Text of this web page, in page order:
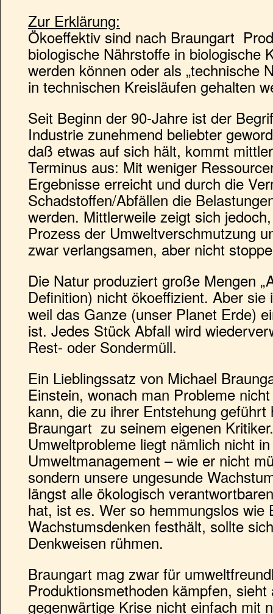
Zur Erklärung:
Ökoeffektiv sind nach Braungart
biologische Nährstoffe in biologische
werden können oder als „technische
in technischen Kreisläufen gehalten
Seit Beginn der 90-Jahre ist der
Industrie zunehmend beliebter
daß etwas auf sich hält, kommt
Terminus aus: Mit weniger
Ergebnisse erreicht und durch die
Schadstoffen/Abfällen die
werden. Mittlerweile zeigt sich
Prozess der Umweltverschmutzung
zwar verlangsamen, aber nicht
Die Natur produziert große Mengen
Definition) nicht ökoeffizient. Aber
weil das Ganze (unser Planet Erde)
ist. Jedes Stück Abfall wird
Rest- oder Sondermüll.
Ein Lieblingssatz von Michael
Einstein, wonach man Probleme
kann, die zu ihrer Entstehung geführt
Braungart zu seinem eigenen
Umweltprobleme liegt nämlich nicht
Umweltmanagement – wie er nicht
sondern unsere ungesunde
längst alle ökologisch
hat, ist es. Wer so hemmungslos wie
Wachstumsdenken festhält, sollte
Denkweisen rühmen.
Braungart mag zwar für
Produktionsmethoden kämpfen,
gegenwärtige Krise nicht einfach mit